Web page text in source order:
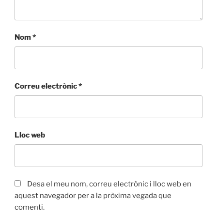
Nom*
Correu electrònic*
Lloc web
Desa el meu nom, correu electrònic i lloc web en
aquest navegador per a la pròxima vegada que
comenti.